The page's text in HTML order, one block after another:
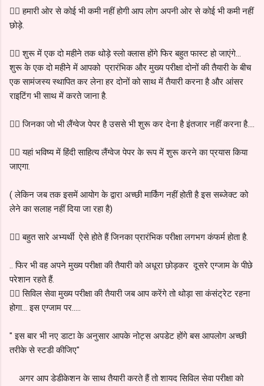
👉🏻 हमारी ओर से कोई भी कमी नहीं होगी आप लोग अपनी ओर से कोई भी कमी नहीं
छोड़े.
👉🏻 शुरू में एक दो महीने तक थोड़े स्लो क्लास होंगे फिर बहुत फास्ट हो जाएंगे...
शुरू के एक दो महीने में आपको प्रारंभिक और मुख्य परीक्षा दोनों की तैयारी के बीच
एक सामंजस्य स्थापित कर लेना हर दोनों को साथ में तैयारी करना है और आंसर
राइटिंग भी साथ में करते जाना है.
👉🏻 जिनका जो भी लैंग्वेज पेपर है उससे भी शुरू कर देना है इंतजार नहीं करना है....
👉🏻 यहां भविष्य में हिंदी साहित्य लैंग्वेज पेपर के रूप में शुरू करने का प्रयास किया
जाएगा.
( लेकिन जब तक इसमें आयोग के द्वारा अच्छी मार्किंग नहीं होती है इस सब्जेक्ट को
लेने का सलाह नहीं दिया जा रहा है)
👉🏻 बहुत सारे अभ्यर्थी ऐसे होते हैं जिनका प्रारंभिक परीक्षा लगभग कंफर्म होता है.
.. फिर भी वह अपने मुख्य परीक्षा की तैयारी को अधूरा छोड़कर दूसरे एग्जाम के पीछे
परेशान रहते हैं.
👉🏻 सिविल सेवा मुख्य परीक्षा की तैयारी जब आप करेंगे तो थोड़ा सा कंसंट्रेट रहना
होगा... इस एग्जाम पर.....
" इस बार भी नए डाटा के अनुसार आपके नोट्स अपडेट होंगे बस आपलोग अच्छी
तरीके से स्टडी कीजिए"
अगर आप डेडीकेशन के साथ तैयारी करते हैं तो शायद सिविल सेवा परीक्षा को